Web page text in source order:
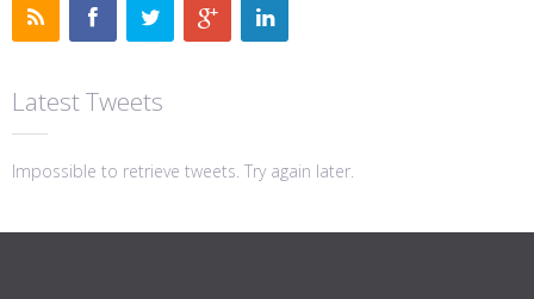
Latest Tweets
Impossible to retrieve tweets. Try again later.